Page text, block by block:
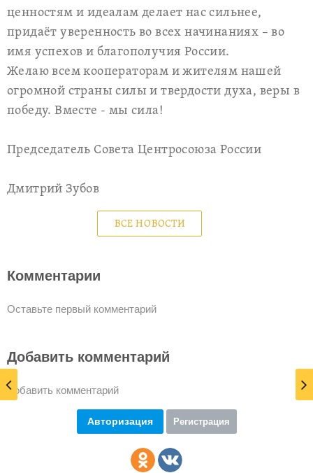
ценностям и идеалам делает нас сильнее,
придаёт уверенность во всех начинаниях – во
имя успехов и благополучия России.
Желаю всем кооператорам и жителям нашей
огромной страны силы и твердости духа, веры в
победу. Вместе - мы сила!
Председатель Совета Центросоюза России
Дмитрий Зубов
ВСЕ НОВОСТИ
Комментарии
Оставьте первый комментарий
Добавить комментарий
Добавить комментарий
Авторизация Регистрация